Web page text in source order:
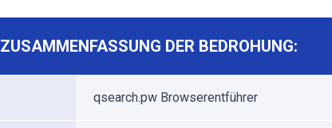
ZUSAMMENFASSUNG DER BEDROHUNG:
qsearch.pw Browserentführer